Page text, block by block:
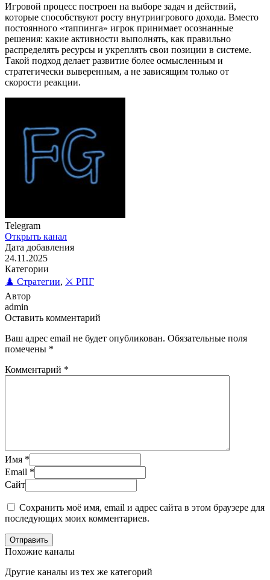
Игровой процесс построен на выборе задач и действий,
которые способствуют росту внутриигрового дохода. Вместо
постоянного «таппинга» игрок принимает осознанные
решения: какие активности выполнять, как правильно
распределять ресурсы и укреплять свои позиции в системе.
Такой подход делает развитие более осмысленным и
стратегически выверенным, а не зависящим только от
скорости реакции.
Telegram
Открыть канал
Дата добавления
24.11.2025
Категории
♟️ Стратегии, ⚔️ РПГ
Автор
admin
Оставить комментарий
Ваш адрес email не будет опубликован. Обязательные поля
помечены *
Комментарий *
Имя *
Email *
Сайт
Сохранить моё имя, email и адрес сайта в этом браузере для
последующих моих комментариев.
Отправить
Похожие каналы
Другие каналы из тех же категорий